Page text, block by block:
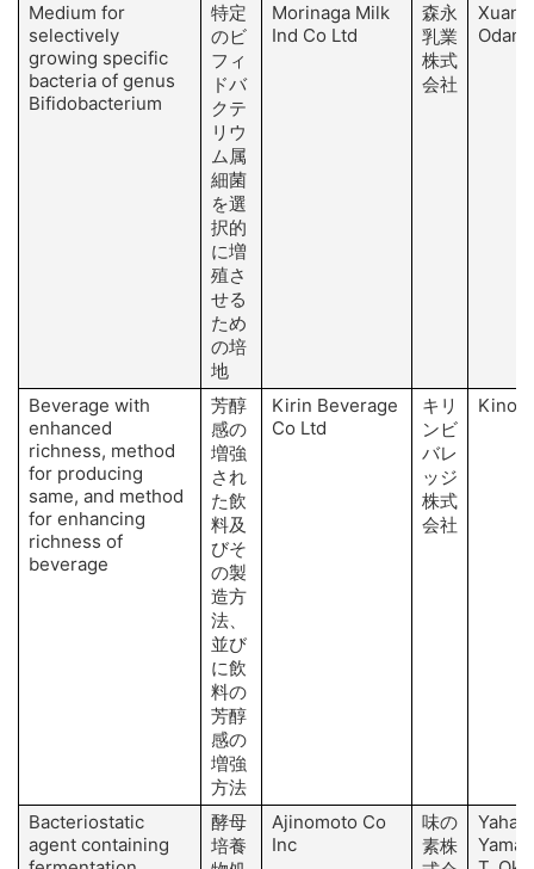
Medium for
selectively
growing specific
bacteria of genus
Bifidobacterium
特定
のビ
フィ
ドバ
クテ
リウ
ム属
細菌
を選
択的
に増
殖さ
せる
ため
の培
地
Morinaga Milk
Ind Co Ltd
森永
乳業
株式
会社
Xuan,
Beverage with
enhanced
richness, method
for producing
same, and method
for enhancing
richness of
beverage
芳醇
感の
増強
され
た飲
料及
びそ
の製
造方
法、
並び
に飲
料の
芳醇
感の
増強
方法
Kirin Beverage
Co Ltd
キリ
ンビ
バレ
ッジ
株式
会社
Bacteriostatic
agent containing
酵母
培養
Ajinomoto Co
Inc
味の
素株